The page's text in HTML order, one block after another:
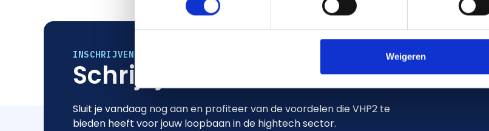
Weigeren
INSCHRIJVEN
Schrijf je direct in!
Sluit je vandaag nog aan en profiteer van de voordelen die VHP2 te
bieden heeft voor jouw loopbaan in de hightech sector.